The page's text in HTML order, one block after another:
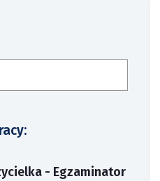
- Egzaminator